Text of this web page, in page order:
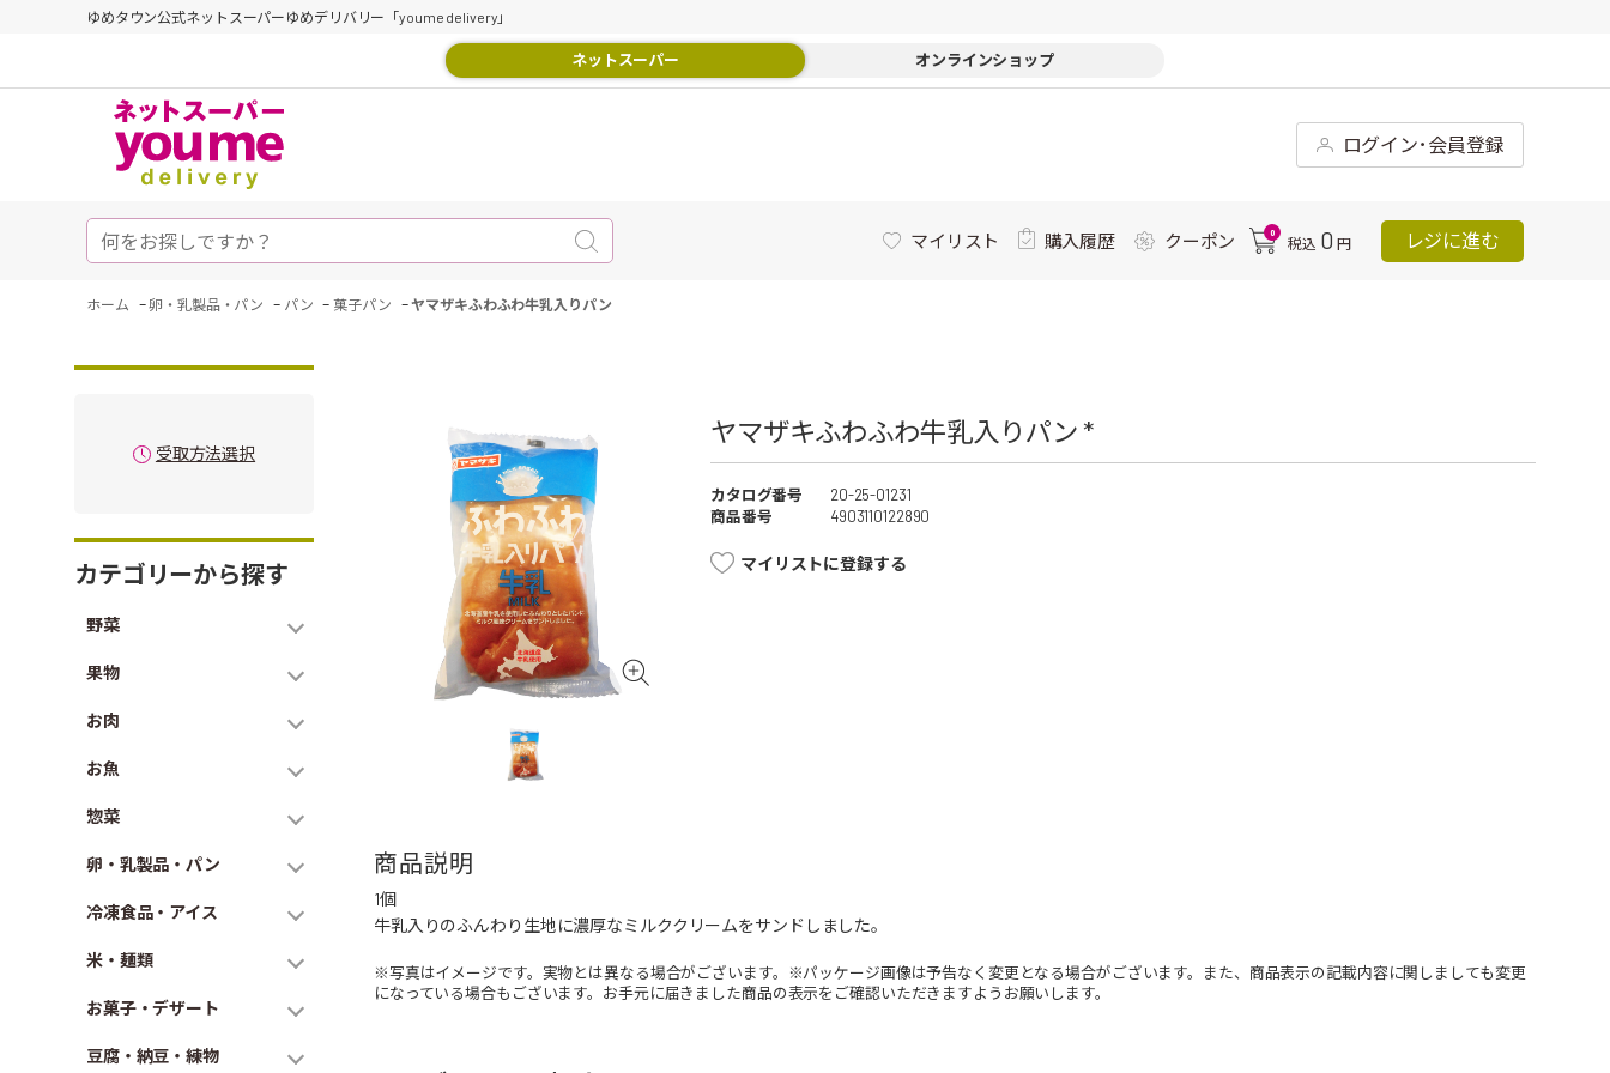
ゆめタウン公式ネットスーパーゆめデリバリー「youme delivery」
ネットスーパー オンラインショップ
ログイン･会員登録
マイリスト 購入履歴 クーポン 0
税込 0 円 レジに進む
ホーム -卵・乳製品・パン - パン -菓子パン -ヤマザキふわふわ牛乳入りパン
受取方法選択
カテゴリーから探す
野菜
果物
お肉
お魚
惣菜
卵・乳製品・パン
冷凍食品・アイス
米・麺類
お菓子・デザート
豆腐・納豆・練物
ヤマザキふわふわ牛乳入りパン *
カタログ番号
20-25-01231
商品番号
4903110122890
マイリストに登録する
商品説明
1個
牛乳入りのふんわり生地に濃厚なミルククリームをサンドしました。
※写真はイメージです。実物とは異なる場合がございます。※パッケージ画像は予告なく変更となる場合がございます。また、商品表示の記載内容に関しましても変更
になっている場合もございます。お手元に届きました商品の表示をご確認いただきますようお願いします。